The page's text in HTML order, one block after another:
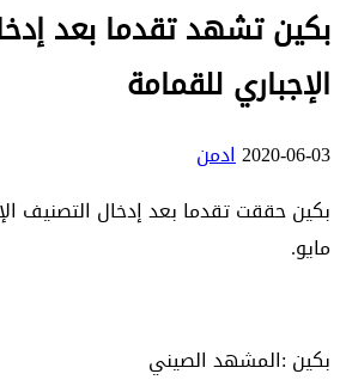
بكين تشهد تقدما بعد
الإجباري للقمامة
2020-06-03ادمن
بكين حققت تقدما بعد إدخال التصنيف
مايو.
بكين :المشهد الصيني